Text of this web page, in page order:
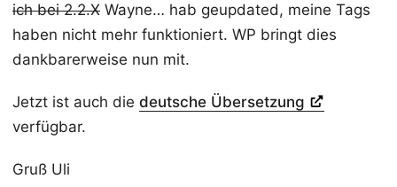
ich bei 2.2.X Wayne… hab geupdated, meine Tags
haben nicht mehr funktioniert. WP bringt dies
dankbarerweise nun mit.
Jetzt ist auch die deutsche Übersetzung
verfügbar.
Gruß Uli